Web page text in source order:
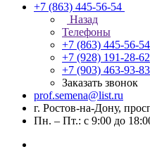
+7 (863) 445-56-54
Назад
Телефоны
+7 (863) 445-56-54
+7 (928) 191-28-62
+7 (903) 463-93-83
Заказать звонок
prof.semena@list.ru
г. Ростов-на-Дону,
Пн. – Пт.: с 9:00 до